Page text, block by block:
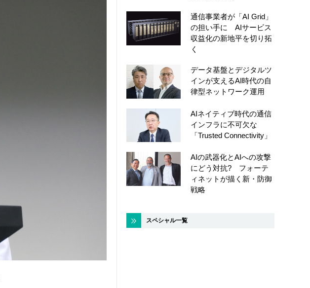
通信事業者が「AI Grid」
の担い手に AIサービス
収益化の新地平を切り拓
く
データ基盤とデジタルツ
インが支えるAI時代の自
律型ネットワーク運用
AIネイティブ時代の通信
インフラに不可欠な
「Trusted Connectivity」
AIの武器化とAIへの攻撃
にどう対抗? フォーテ
ィネットが描く新・防御
戦略
スペシャル一覧